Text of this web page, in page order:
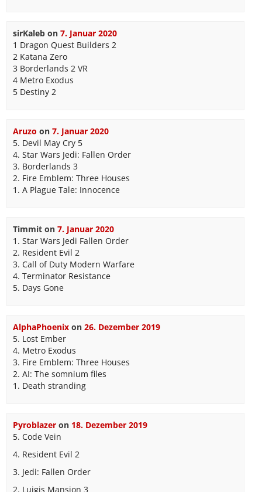
sirKalebon 7. Januar 2020
1 Dragon Quest Builders 2
2 Katana Zero
3 Borderlands 2 VR
4 Metro Exodus
5 Destiny 2
Aruzo on 7. Januar 2020
5. Devil May Cry 5
4. Star Wars Jedi: Fallen Order
3. Borderlands 3
2. Fire Emblem: Three Houses
1. A Plague Tale: Innocence
Timmiton 7. Januar 2020
1. Star Wars Jedi Fallen Order
2. Resident Evil 2
3. Call of Duty Modern Warfare
4. Terminator Resistance
5. Days Gone
AlphaPhoenixon 26. Dezember 2019
5. Lost Ember
4. Metro Exodus
3. Fire Emblem: Three Houses
2. AI: The somnium files
1. Death stranding
Pyroblazeron 18. Dezember 2019
5. Code Vein
4. Resident Evil 2
3. Jedi: Fallen Order
2. Luigis Mansion 3